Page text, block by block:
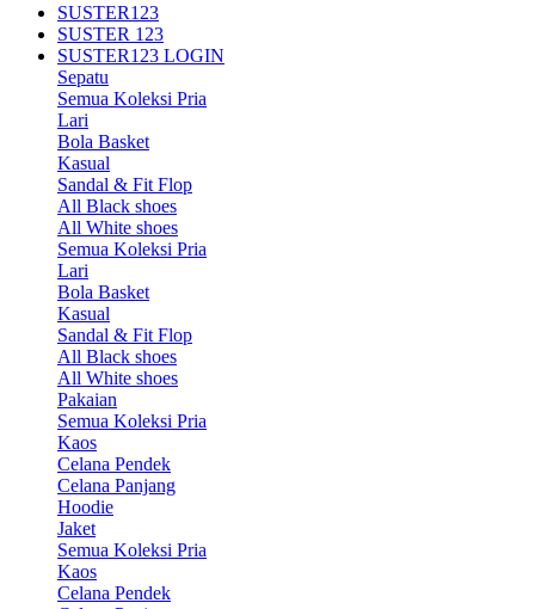
SUSTER123
SUSTER 123
SUSTER123 LOGIN
Sepatu
Semua Koleksi Pria
Lari
Bola Basket
Kasual
Sandal & Fit Flop
All Black shoes
All White shoes
Semua Koleksi Pria
Lari
Bola Basket
Kasual
Sandal & Fit Flop
All Black shoes
All White shoes
Pakaian
Semua Koleksi Pria
Kaos
Celana Pendek
Celana Panjang
Hoodie
Jaket
Semua Koleksi Pria
Kaos
Celana Pendek